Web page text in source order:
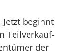
Jetzt beginnt
Teilverkauf-
der